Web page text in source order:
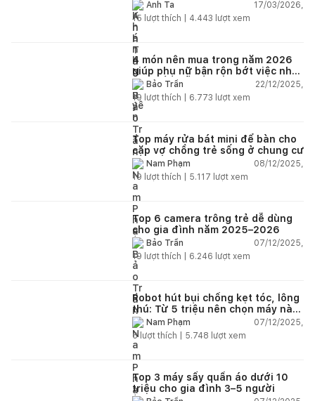
Anh Ta
17/03/2026,
15 lượt thích | 4.443 lượt xem
4 món nên mua trong năm 2026
giúp phụ nữ bận rộn bớt việc nhà,
nhẹ đầu mỗi ngày
Bảo Trần
22/12/2025,
19 lượt thích | 6.773 lượt xem
Top máy rửa bát mini để bàn cho
cặp vợ chồng trẻ sống ở chung cư
Nam Phạm
08/12/2025,
19 lượt thích | 5.117 lượt xem
Top 6 camera trông trẻ dễ dùng
cho gia đình năm 2025–2026
Bảo Trần
07/12/2025,
19 lượt thích | 6.246 lượt xem
Robot hút bụi chống kẹt tóc, lông
thú: Từ 5 triệu nên chọn máy nào
năm 2025–2026?
Nam Phạm
07/12/2025,
6lượt thích | 5.748 lượt xem
Top 3 máy sấy quần áo dưới 10
triệu cho gia đình 3–5 người